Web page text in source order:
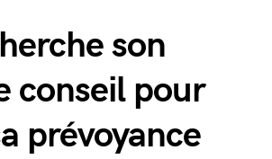
son
conseil pour
prévoyance